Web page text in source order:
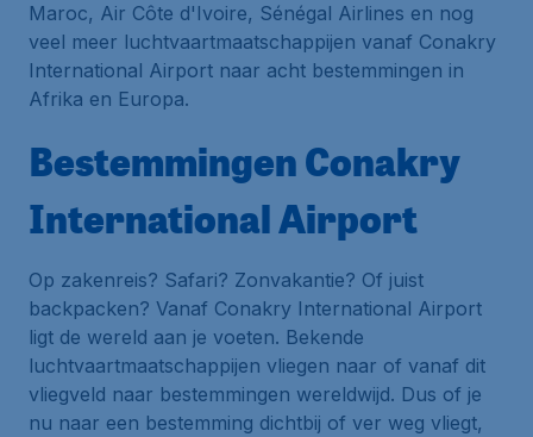
Maroc, Air Côte d'Ivoire, Sénégal Airlines en nog
veel meer luchtvaartmaatschappijen vanaf Conakry
International Airport naar acht bestemmingen in
Afrika en Europa.
Bestemmingen Conakry
International Airport
Op zakenreis? Safari? Zonvakantie? Of juist
backpacken? Vanaf Conakry International Airport
ligt de wereld aan je voeten. Bekende
luchtvaartmaatschappijen vliegen naar of vanaf dit
vliegveld naar bestemmingen wereldwijd. Dus of je
nu naar een bestemming dichtbij of ver weg vliegt,